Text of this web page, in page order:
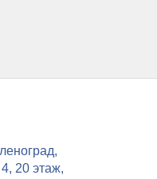
20 этаж,